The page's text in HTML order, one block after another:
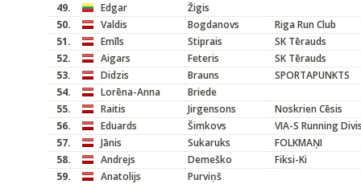
49.
Edgar
Žigis
50.
Valdis Bogdanovs
Riga Run Club
51.
Emīls Stiprais
SK Tērauds
52.
Aigars Feteris
SK Tērauds
53.
Didzis Brauns
SPORTAPUNKTS
54.
Lorēna-Anna
Briede
55.
Raitis Jirgensons
Noskrien Cēsis
56.
Eduards Šimkovs
VIA-S Running
57.
Jānis Sukaruks
FOLKMAŅI
58.
Andrejs Demeško
Fiksi-Ki
59.
Anatolijs
Purviņš